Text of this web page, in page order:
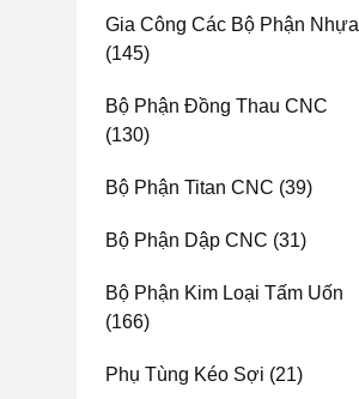
Gia Công Các Bộ Phận Nhựa
(145)
Bộ Phận Đồng Thau CNC
(130)
Bộ Phận Titan CNC (39)
Bộ Phận Dập CNC (31)
Bộ Phận Kim Loại Tấm Uốn
(166)
Phụ Tùng Kéo Sợi (21)